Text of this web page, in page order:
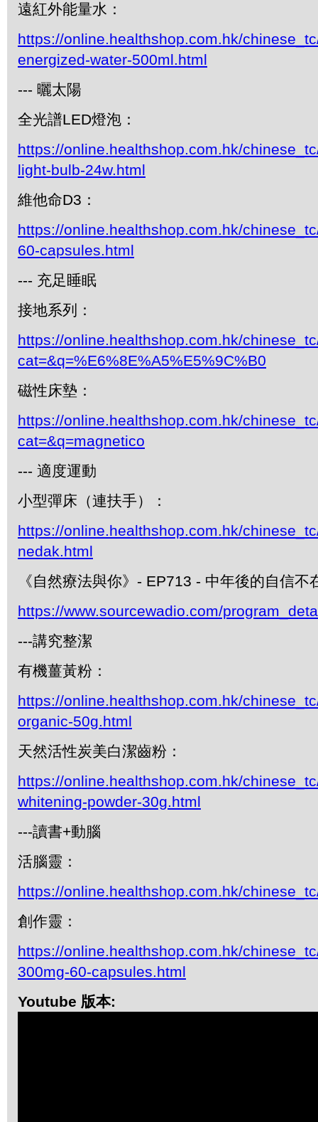
遠紅外能量水：
https://online.healthshop.com.hk/
energized-water-500ml.html
--- 曬太陽
全光譜LED燈泡：
https://online.healthshop.com.hk/
light-bulb-24w.html
維他命D3：
https://online.healthshop.com.hk/
60-capsules.html
--- 充足睡眠
接地系列：
https://online.healthshop.com.hk/
cat=&q=%E6%8E%A5%E5%9C%B0
磁性床墊：
https://online.healthshop.com.hk/
cat=&q=magnetico
--- 適度運動
小型彈床（連扶手）：
https://online.healthshop.com.hk/
nedak.html
《自然療法與你》- EP713 - 中年後的自信不
https://www.sourcewadio.com/
---講究整潔
有機薑黃粉：
https://online.healthshop.com.hk/
organic-50g.html
天然活性炭美白潔齒粉：
https://online.healthshop.com.hk/
whitening-powder-30g.html
---讀書+動腦
活腦靈：
https://online.healthshop.com.hk/
創作靈：
https://online.healthshop.com.hk/
300mg-60-capsules.html
Youtube 版本: